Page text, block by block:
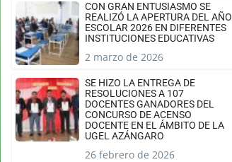
CON GRAN ENTUSIASMO SE
REALIZÓ LA APERTURA DEL AÑO
ESCOLAR 2026 EN DIFERENTES
INSTITUCIONES EDUCATIVAS
2 marzo de 2026
SE HIZO LA ENTREGA DE
RESOLUCIONES A 107
DOCENTES GANADORES DEL
CONCURSO DE ACENSO
DOCENTE EN EL ÁMBITO DE LA
UGEL AZÁNGARO
26 febrero de 2026